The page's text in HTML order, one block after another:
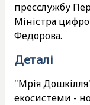
пресслужбу
Міністра
Федорова.
Деталі
"Мрія
екосистеми -